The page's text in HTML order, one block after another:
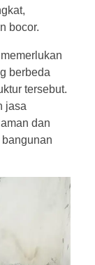
bocor.
berbeda
tersebut.
jasa
dan